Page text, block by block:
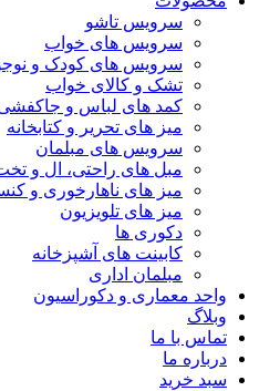
سرویس تاشو
سرویس های خواب
سرویس های کودک و
تشک و کالای خواب
کمد های لباس و جاکفشی
میز های تحریر و کتابخانه
سرویس های مبلمان
مبل های راحتی، ال و
میز های ناهارخوری و
میز های تلویزیون
دکوری ها
کابینت های آشپزخانه
مبلمان اداری
واحد معماری و دکوراسیون
وبلاگ
تماس با ما
درباره ما
سبد خرید